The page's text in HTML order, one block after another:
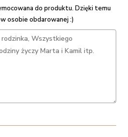
do produktu. Dzięki temu
osobie obdarowanej :)